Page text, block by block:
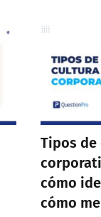
Tipos
cómo
cómo